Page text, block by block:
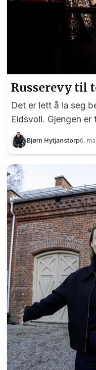
Russerevy til
Det er lett å la seg
Eidsvoll. Gjengen
av disse har siden i
timer på årets revy
engasjementet,
humoren.
Bjørn Hytjanstorp
Bjørn Hytjanstorp6.